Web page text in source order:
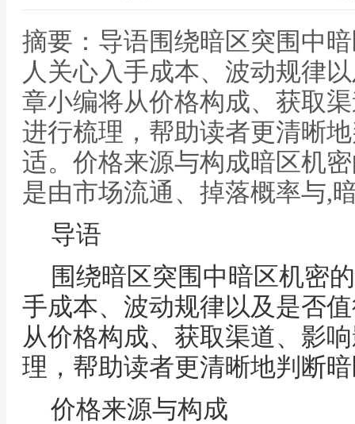
摘要：导语围绕暗区突围中
人关心入手成本、波动规律
章小编将从价格构成、获取
进行梳理，帮助读者更清晰
适。价格来源与构成暗区机
是由市场流通、掉落概率与,
导语
围绕暗区突围中暗区机密
手成本、波动规律以及是否
从价格构成、获取渠道、影
理，帮助读者更清晰地判断
价格来源与构成